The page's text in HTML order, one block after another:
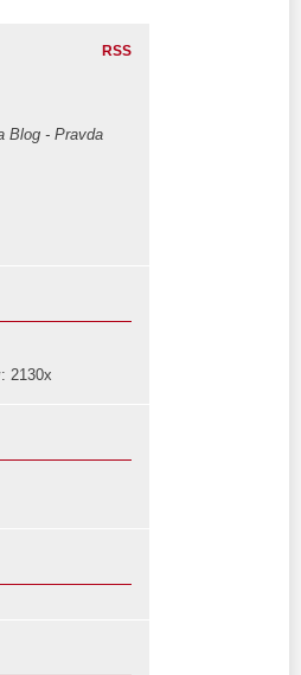
RSS
Blog - Pravda
2130x